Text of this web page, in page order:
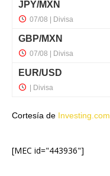
Cortesía de Investing.com
[MEC id="443936"]